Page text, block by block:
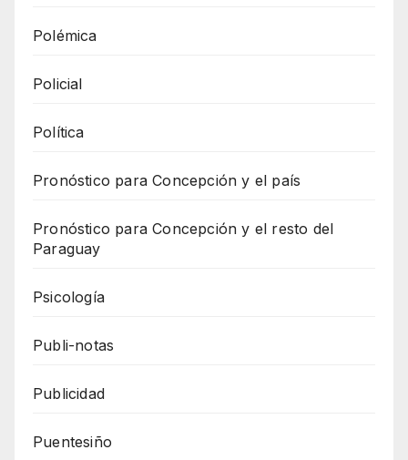
Polémica
Policial
Política
Pronóstico para Concepción y el país
Pronóstico para Concepción y el resto del
Paraguay
Psicología
Publi-notas
Publicidad
Puentesiño